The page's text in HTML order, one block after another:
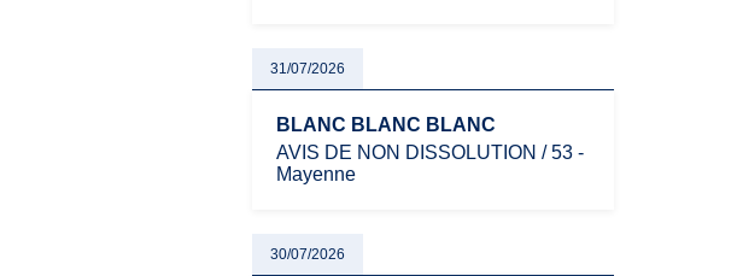
31/07/2026
BLANC BLANC BLANC
AVIS DE NON DISSOLUTION / 53 -
Mayenne
30/07/2026